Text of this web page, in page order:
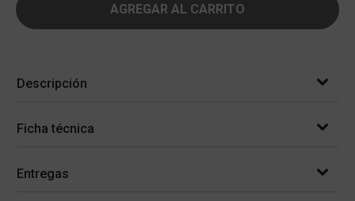
AGREGAR AL CARRITO
Descripción
Ficha técnica
Entregas